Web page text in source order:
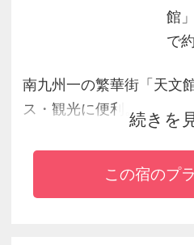
館
で
南九州一の繁華街「天文
ス・観光に便利。
全客室にデュベスタイル
ベッド）を採用。
当館周辺には、郷土料理
続きを
この宿のプ